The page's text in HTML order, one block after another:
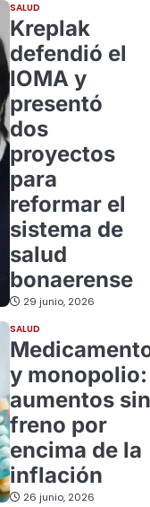
SALUD
Kreplak
defendió el
IOMA y
presentó
dos
proyectos
para
reformar el
sistema de
salud
bonaerense
29 junio, 2026
SALUD
y monopolio:
aumentos sin
freno por
encima de la
inflación
26 junio, 2026